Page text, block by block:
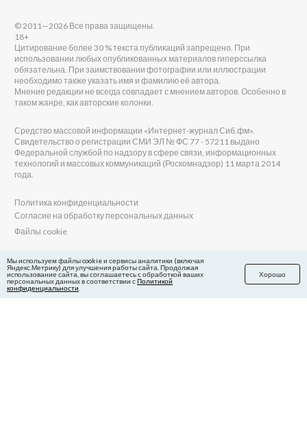
© 2011—2026 Все права защищены.
18+
Цитирование более 30 % текста публикаций запрещено. При
использовании любых опубликованных материалов гиперссылка
обязательна. При заимствовании фотографии или иллюстрации
необходимо также указать имя и фамилию её автора.
Мнение редакции не всегда совпадает с мнением авторов. Особенно в
таком жанре, как авторские колонки.
Средство массовой информации «Интернет-журнал Сиб.фм».
Свидетельство о регистрации СМИ ЭЛ № ФС 77 - 57211 выдано
Федеральной службой по надзору в сфере связи, информационных
технологий и массовых коммуникаций (Роскомнадзор) 11 марта 2014
года.
Политика конфиденциальности
Согласие на обработку персональных данных
Файлы cookie
Главный редактор Сиб.фм
Бобровников Виктор Евгеньевич
Учредитель ООО «Сиб.фм»
E-mail редакции: fm@sib.fm
Мы используем файлы cookie и сервисы аналитики (включая
Яндекс.Метрику) для улучшения работы сайта. Продолжая
использование сайта, вы соглашаетесь с обработкой ваших
персональных данных в соответствии сПолитикой
конфиденциальности
Хорошо